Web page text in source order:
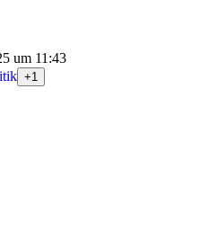
um 11:43
+1